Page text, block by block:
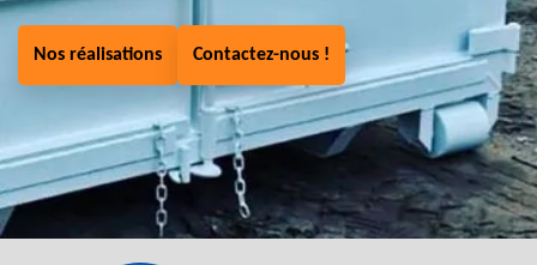
Nos réalisations Contactez-nous !